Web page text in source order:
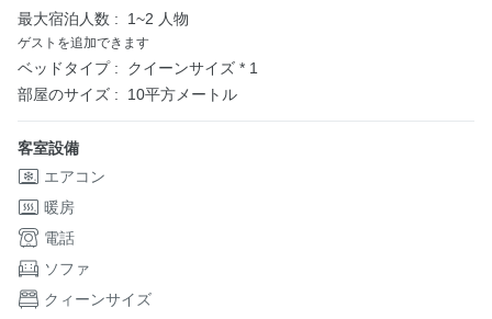
最大宿泊人数 : 1~2 人物
ゲストを追加できます
ベッドタイプ :
クイーンサイズ * 1
部屋のサイズ :
10平方メートル
客室設備
エアコン
暖房
電話
ソファ
クィーンサイズ